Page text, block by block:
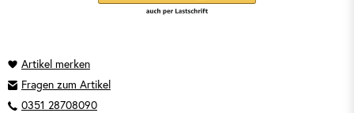
Fragen zum Artikel
0351 28708090